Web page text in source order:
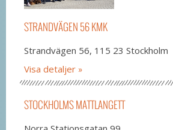
STRANDVÄGEN 56 KMK
Strandvägen 56, 115 23 Stockholm
Visa detaljer
STOCKHOLMS MATTLANGETT